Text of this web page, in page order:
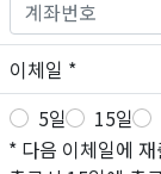
이체일 *
5일
15일
* 다음 이체일에